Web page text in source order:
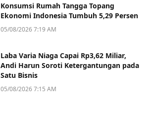
Konsumsi Rumah Tangga Topang
Ekonomi Indonesia Tumbuh 5,29 Persen
05/08/2026 7:19 AM
Laba Varia Niaga Capai Rp3,62 Miliar,
Andi Harun Soroti Ketergantungan pada
Satu Bisnis
05/08/2026 7:15 AM